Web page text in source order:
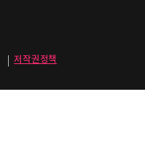
저작권정책